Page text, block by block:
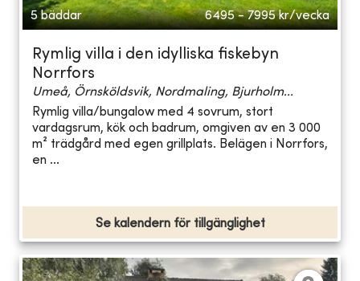
5 bäddar 6495 - 7995 kr/vecka
Rymlig villa i den idylliska fiskebyn
Norrfors
Umeå, Örnsköldsvik, Nordmaling, Bjurholm...
Rymlig villa/bungalow med 4 sovrum, stort
vardagsrum, kök och badrum, omgiven av en 3 000
m² trädgård med egen grillplats. Belägen i Norrfors,
en ...
Se kalendern för tillgänglighet